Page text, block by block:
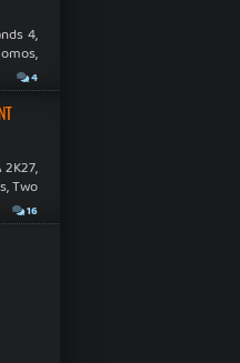
4,
4
Two
16